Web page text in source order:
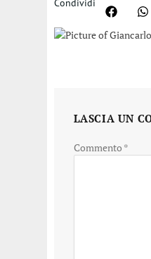
Condividi
LASCIA UN
Commento *